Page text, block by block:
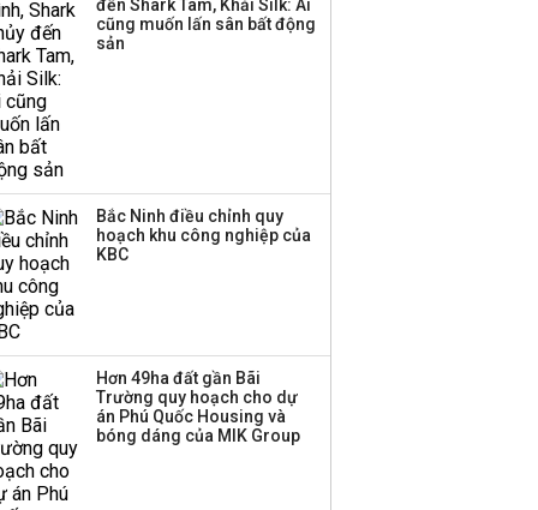
đến Shark Tam, Khải Silk: Ai
cũng muốn lấn sân bất động
sản
Bắc Ninh điều chỉnh quy
hoạch khu công nghiệp của
KBC
Hơn 49ha đất gần Bãi
Trường quy hoạch cho dự
án Phú Quốc Housing và
bóng dáng của MIK Group